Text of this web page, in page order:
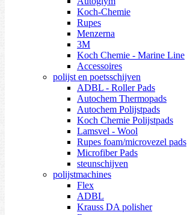
Koch-Chemie
Rupes
Menzerna
3M
Koch Chemie - Marine Line
Accessoires
polijst en poetsschijven
ADBL - Roller Pads
Autochem Thermopads
Autochem Polijstpads
Koch Chemie Polijstpads
Lamsvel - Wool
Rupes foam/microvezel pads
Microfiber Pads
steunschijven
polijstmachines
Flex
ADBL
Krauss DA polisher